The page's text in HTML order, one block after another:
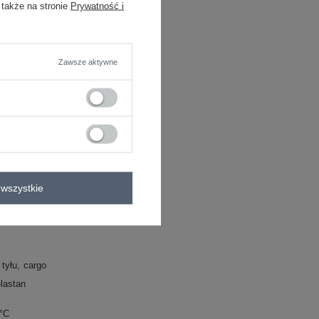
cargo
na stronie Prywatność i
Zawsze aktywne